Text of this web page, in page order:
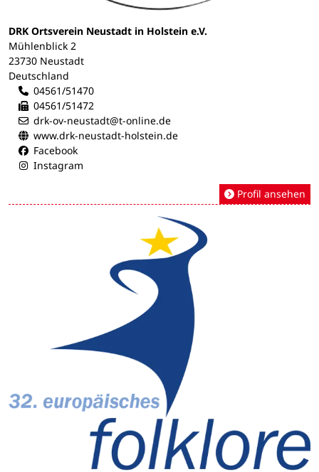
DRK Ortsverein Neustadt in Holstein e.V.
Mühlenblick 2
23730 Neustadt
Deutschland
04561/51470
04561/51472
drk-ov-neustadt@t-online.de
www.drk-neustadt-holstein.de
Facebook
Instagram
Profil ansehen